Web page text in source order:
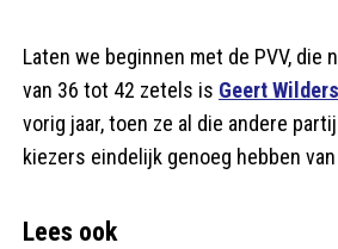
Laten we beginnen met de PVV,
van 36 tot 42 zetels is Geert Wilders
vorig jaar, toen ze al die andere
kiezers eindelijk genoeg hebben
Lees ook